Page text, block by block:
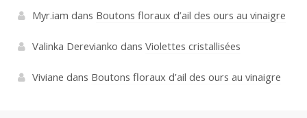
Myr.iam dans Boutons floraux d’ail des ours au vinaigre
Valinka Derevianko dans Violettes cristallisées
Viviane dans Boutons floraux d’ail des ours au vinaigre